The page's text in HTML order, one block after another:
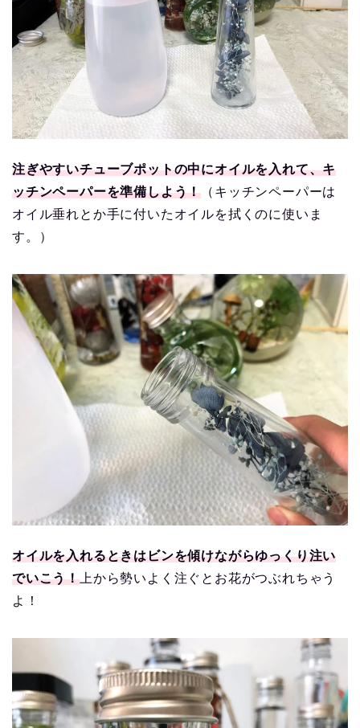
注ぎやすいチューブポットの中にオイルを入れて、キ
ッチンペーパーを準備しよう！ （キッチンペーパーは
オイル垂れとか手に付いたオイルを拭くのに使いま
す。）
オイルを入れるときはビンを傾けながらゆっくり注い
でいこう！ 上から勢いよく注ぐとお花がつぶれちゃう
よ！